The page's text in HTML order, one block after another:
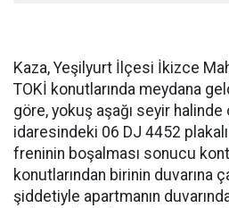
Kaza, Yeşilyurt İlçesi İkizce
TOKİ konutlarında meydana
göre, yokuş aşağı seyir halinde
idaresindeki 06 DJ 4452
freninin boşalması sonucu
konutlarından birinin duvarına
şiddetiyle apartmanın